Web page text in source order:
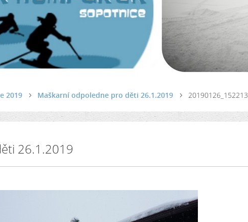
2019 Maškarní odpoledne pro děti 26.1.2019 20190126_152213
26.1.2019